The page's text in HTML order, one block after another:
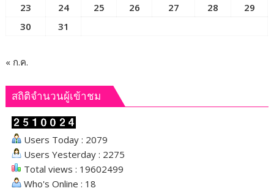
23
24 25 26 27 28
29
30
31
« ก.ค.
สถิติจำนวนผู้เข้าชม
Users Today : 2079
Users Yesterday : 2275
Total views : 19602499
Who's Online : 18